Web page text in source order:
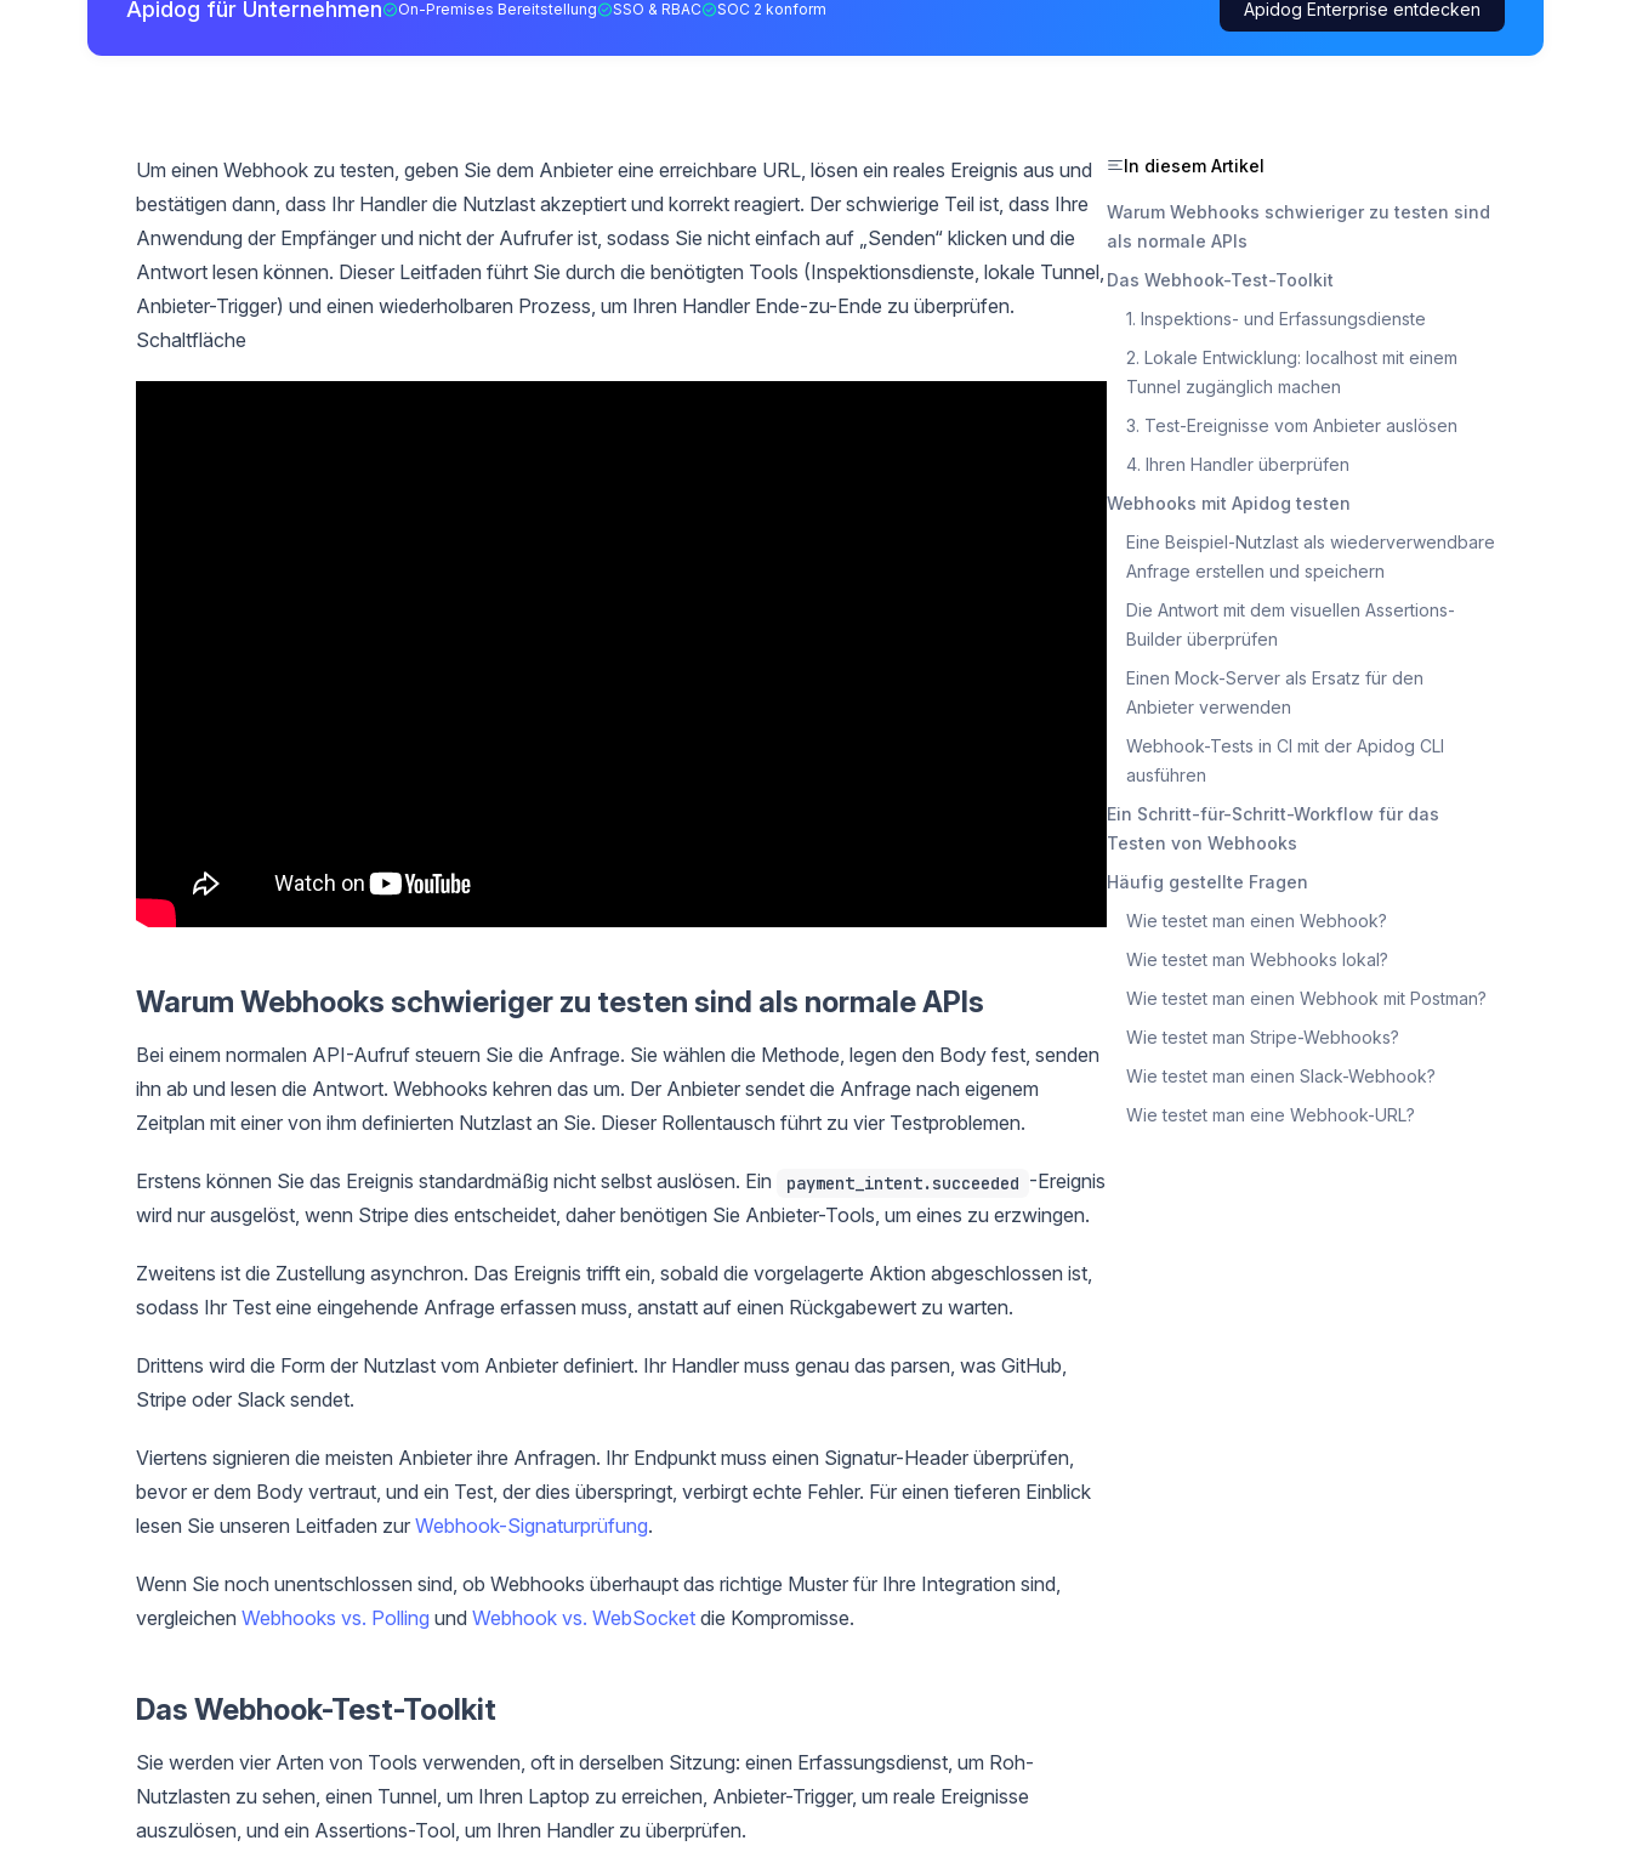
Apidog für Unternehmen On-Premises Bereitstellung SSO & RBAC SOC 2 konform Apidog Enterprise entdecken
Um einen Webhook zu testen, geben Sie dem Anbieter eine erreichbare URL, lösen ein reales Ereignis aus und
bestätigen dann, dass Ihr Handler die Nutzlast akzeptiert und korrekt reagiert. Der schwierige Teil ist, dass Ihre
Anwendung der Empfänger und nicht der Aufrufer ist, sodass Sie nicht einfach auf „Senden“ klicken und die
Antwort lesen können. Dieser Leitfaden führt Sie durch die benötigten Tools (Inspektionsdienste, lokale Tunnel,
Anbieter-Trigger) und einen wiederholbaren Prozess, um Ihren Handler Ende-zu-Ende zu überprüfen.
Schaltfläche
Warum Webhooks schwieriger zu testen sind als normale APIs
Bei einem normalen API-Aufruf steuern Sie die Anfrage. Sie wählen die Methode, legen den Body fest, senden
ihn ab und lesen die Antwort. Webhooks kehren das um. Der Anbieter sendet die Anfrage nach eigenem
Zeitplan mit einer von ihm definierten Nutzlast an Sie. Dieser Rollentausch führt zu vier Testproblemen.
Erstens können Sie das Ereignis standardmäßig nicht selbst auslösen. Ein payment_intent.succeeded -Ereignis
wird nur ausgelöst, wenn Stripe dies entscheidet, daher benötigen Sie Anbieter-Tools, um eines zu erzwingen.
Zweitens ist die Zustellung asynchron. Das Ereignis trifft ein, sobald die vorgelagerte Aktion abgeschlossen ist,
sodass Ihr Test eine eingehende Anfrage erfassen muss, anstatt auf einen Rückgabewert zu warten.
Drittens wird die Form der Nutzlast vom Anbieter definiert. Ihr Handler muss genau das parsen, was GitHub,
Stripe oder Slack sendet.
Viertens signieren die meisten Anbieter ihre Anfragen. Ihr Endpunkt muss einen Signatur-Header überprüfen,
bevor er dem Body vertraut, und ein Test, der dies überspringt, verbirgt echte Fehler. Für einen tieferen Einblick
lesen Sie unseren Leitfaden zur Webhook-Signaturprüfung.
Wenn Sie noch unentschlossen sind, ob Webhooks überhaupt das richtige Muster für Ihre Integration sind,
vergleichen Webhooks vs. Polling und Webhook vs. WebSocket die Kompromisse.
Das Webhook-Test-Toolkit
Sie werden vier Arten von Tools verwenden, oft in derselben Sitzung: einen Erfassungsdienst, um Roh-
Nutzlasten zu sehen, einen Tunnel, um Ihren Laptop zu erreichen, Anbieter-Trigger, um reale Ereignisse
auszulösen, und ein Assertions-Tool, um Ihren Handler zu überprüfen.
In diesem Artikel
Warum Webhooks schwieriger zu testen sind
als normale APIs
Das Webhook-Test-Toolkit
1. Inspektions- und Erfassungsdienste
2. Lokale Entwicklung: localhost mit einem
Tunnel zugänglich machen
3. Test-Ereignisse vom Anbieter auslösen
4. Ihren Handler überprüfen
Webhooks mit Apidog testen
Eine Beispiel-Nutzlast als wiederverwendbare
Anfrage erstellen und speichern
Die Antwort mit dem visuellen Assertions-
Builder überprüfen
Einen Mock-Server als Ersatz für den
Anbieter verwenden
Webhook-Tests in CI mit der Apidog CLI
ausführen
Ein Schritt-für-Schritt-Workflow für das
Testen von Webhooks
Häufig gestellte Fragen
Wie testet man einen Webhook?
Wie testet man Webhooks lokal?
Wie testet man einen Webhook mit Postman?
Wie testet man Stripe-Webhooks?
Wie testet man einen Slack-Webhook?
Wie testet man eine Webhook-URL?